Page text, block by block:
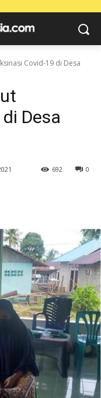
Covid-19 di Desa
Desa
0
692